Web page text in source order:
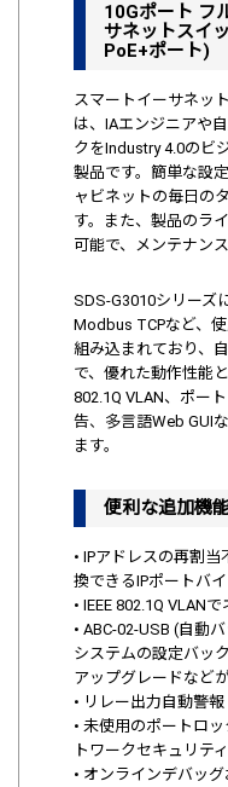
10Gポート フ
サネットスイ
PoE+ポート)
スマートイーサネッ
は、IAエンジニアや
クをIndustry 4.0のビ
製品です。簡単な設
ャビネットの毎日の
す。また、製品のラ
可能で、メンテナン
SDS-G3010シリーズ
Modbus TCPなど、
組み込まれており、
で、優れた動作性能
802.1Q VLAN、ポー
告、多言語Web GUI
ます。
便利な追加機
• IPアドレスの再割
換できるIPポートバ
• IEEE 802.1Q VLAN
• ABC-02-USB (自動
システムの設定バッ
アップグレードなど
• リレー出力自動警報
• 未使用のポートロ
トワークセキュリテ
• オンラインデバッ